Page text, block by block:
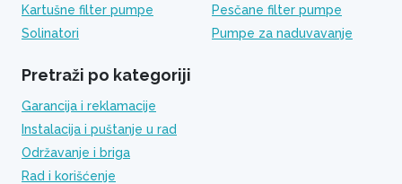
Kartušne filter pumpe
Pesčane filter pumpe
Solinatori
Pumpe za naduvavanje
Pretraži po kategoriji
Garancija i reklamacije
Instalacija i puštanje u rad
Održavanje i briga
Rad i korišćenje